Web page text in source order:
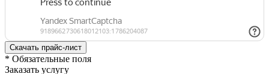
* Обязательные поля
Заказать услугу